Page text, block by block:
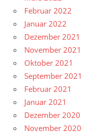
Februar 2022
Januar 2022
Dezember 2021
November 2021
Oktober 2021
September 2021
Februar 2021
Januar 2021
Dezember 2020
November 2020